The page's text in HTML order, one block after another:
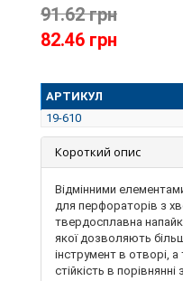
91.62 грн
82.46 грн
АРТИКУЛ
19-610
Короткий опис
Відмінними
для перфораторів з
твердосплавна
якої дозволяють
інструмент в отворі,
стійкість в